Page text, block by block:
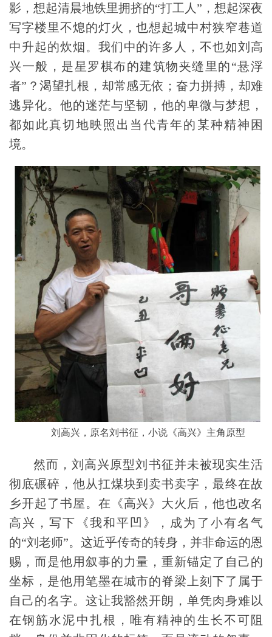
影，想起清晨地铁里拥挤的“打工人”， 想起深夜
写字楼里不熄的灯火，也想起城中村狭窄巷道
中升起的炊烟。我们中的许多人，不也如刘高
兴一般，是星罗棋布的建筑物夹缝里的“悬浮
者”？渴望扎根，却常感无依；奋力拼搏，却难
逃异化。他的迷茫与坚韧，他的卑微与梦想，
都如此真切地映照出当代青年的某种精神困
境。
刘高兴，原名刘书征，小说《高兴》主角原型
然而，刘高兴原型刘书征并未被现实生活
彻底碾碎，他从扛煤块到卖书卖字，最终在故
乡开起了书屋。在《高兴》大火后，他也改名
高兴，写下《我和平凹》， 成为了小有名气
的“刘老师”。这近乎传奇的转身，并非命运的恩
赐，而是他用叙事的力量，重新锚定了自己的
坐标，是他用笔墨在城市的脊梁上刻下了属于
自己的名字。这让我豁然开朗，单凭肉身难以
在钢筋水泥中扎根，唯有精神的生长不可阻